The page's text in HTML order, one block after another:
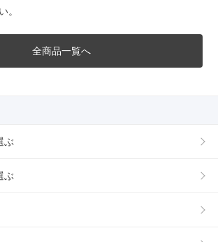
。
全商品一覧へ
ぶ
ぶ